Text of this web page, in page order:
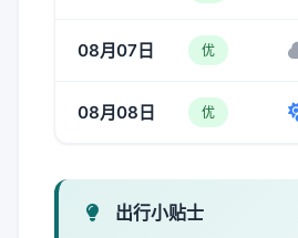
08月07日 优
08月08日 优
出行小贴士